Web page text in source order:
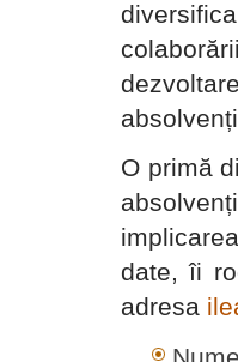
O primă
date, îi
adresa